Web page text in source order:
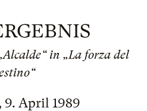
in „La forza del
9. April 1989